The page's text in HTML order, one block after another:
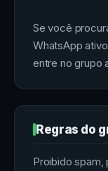
Se você
WhatsApp
entre no grupo
Regras do
Proibido spam,